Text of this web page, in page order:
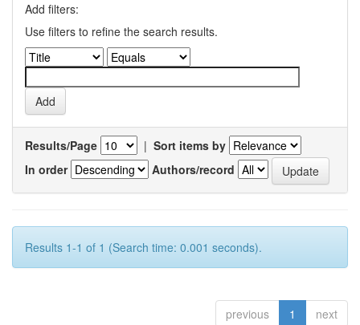
Add filters:
Use filters to refine the search results.
Results/Page | Sort items by
In order
Authors/record
Results 1-1 of 1 (Search time: 0.001 seconds).
previous 1 next